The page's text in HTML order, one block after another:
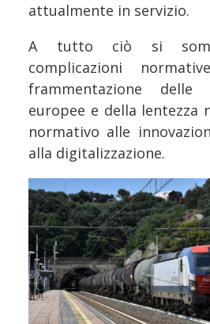
attualmente in servizio.
A tutto ciò si
complicazioni
frammentazione
europee e della lentezza
normativo alle
alla digitalizzazione.